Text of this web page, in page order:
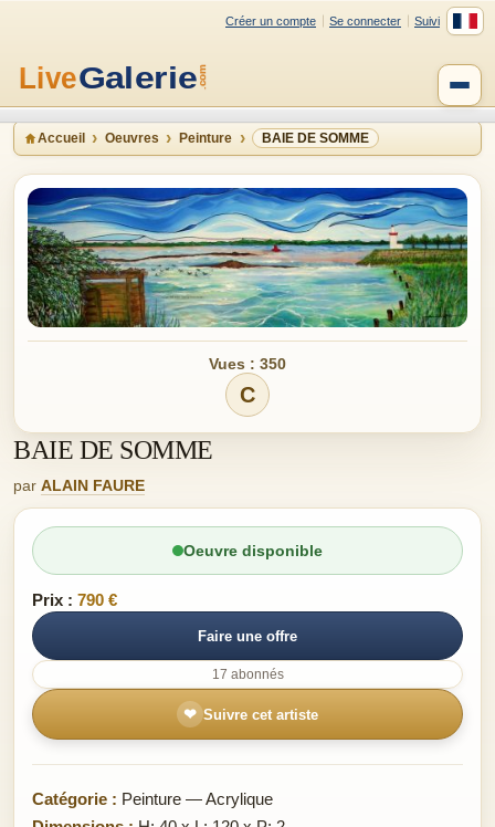
Créer un compte Se connecter Suivi
Accueil Oeuvres Peinture BAIE DE SOMME
Vues : 350
C
BAIE DE SOMME
par ALAIN FAURE
Oeuvre disponible
Prix : 790 €
Faire une offre
17 abonnés
❤ Suivre cet artiste
Catégorie : Peinture — Acrylique